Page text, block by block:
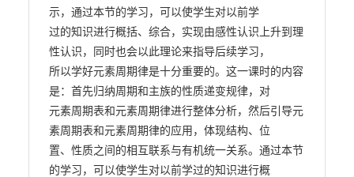
示，通过本节的学习，可以使学生对以前学
过的知识进行概括、综合，实现由感性认识上升到理
性认识，同时也会以此理论来指导后续学习，
所以学好元素周期律是十分重要的。这一课时的内容
是：首先归纳周期和主族的性质递变规律，对
元素周期表和元素周期律进行整体分析，然后引导元
素周期表和元素周期律的应用，体现结构、位
置、性质之间的相互联系与有机统一关系。通过本节
的学习，可以使学生对以前学过的知识进行概